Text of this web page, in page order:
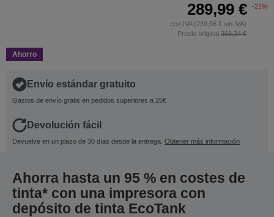
289,99 € -21%
con IVA (239,66 € sin IVA)
Precio original 369,34 €
Ahorro
Envío estándar gratuito
Gastos de envío gratis en pedidos superiores a 25€
Devolución fácil
Devuelve en un plazo de 30 días desde la entrega. Obtener más información
Ahorra hasta un 95 % en costes de
tinta* con una impresora con
depósito de tinta EcoTank